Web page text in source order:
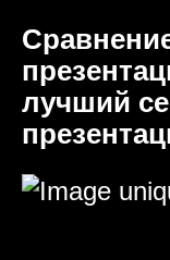
лучший